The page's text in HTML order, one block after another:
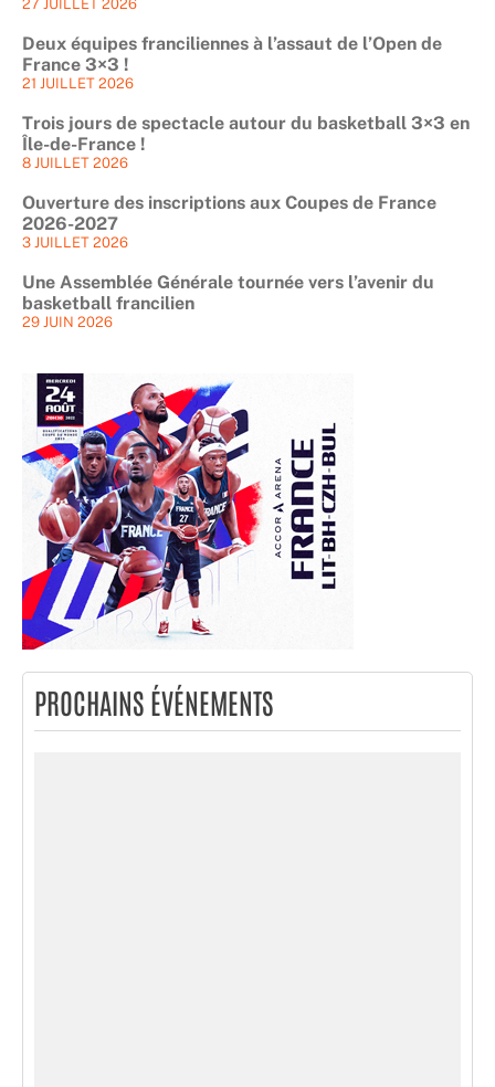
27 JUILLET 2026
Deux équipes franciliennes à l’assaut de l’Open de
France 3×3 !
21 JUILLET 2026
Trois jours de spectacle autour du basketball 3×3 en
Île-de-France !
8 JUILLET 2026
Ouverture des inscriptions aux Coupes de France
2026-2027
3 JUILLET 2026
Une Assemblée Générale tournée vers l’avenir du
basketball francilien
29 JUIN 2026
PROCHAINS ÉVÉNEMENTS